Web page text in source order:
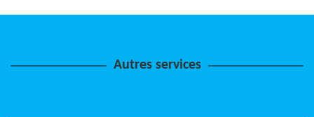
Autres services